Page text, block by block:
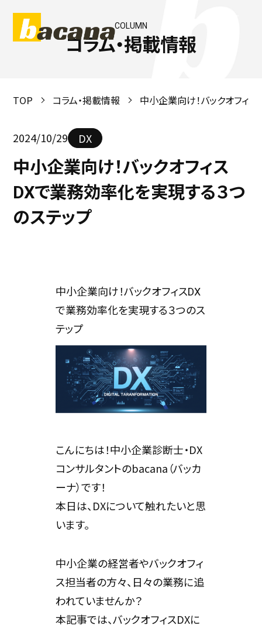
COLUMN
コラム・掲載情報
TOP コラム・掲載情報 中小企業向け！バックオフィ
2024/10/29 DX
中小企業向け！バックオフィス
DXで業務効率化を実現する３つ
のステップ
中小企業向け！バックオフィスDX
で業務効率化を実現する３つのス
テップ
こんにちは！中小企業診断士・DX
コンサルタントのbacana（バッカ
ーナ）です！
本日は、DXについて触れたいと思
います。
中小企業の経営者やバックオフィ
ス担当者の方々、日々の業務に追
われていませんか？
本記事では、バックオフィスDXに